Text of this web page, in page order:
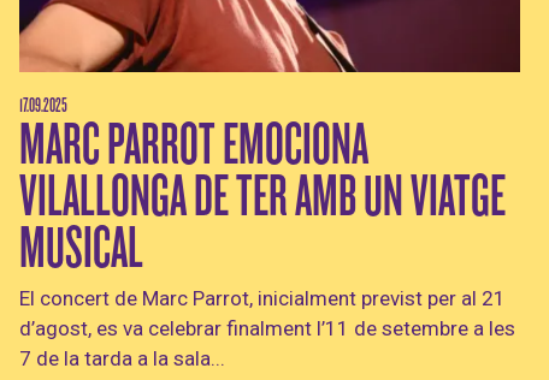
17.09.2025
MARC PARROT EMOCIONA
VILALLONGA DE TER AMB UN VIATGE
MUSICAL
El concert de Marc Parrot, inicialment previst per al 21
d’agost, es va celebrar finalment l’11 de setembre a les
7 de la tarda a la sala...